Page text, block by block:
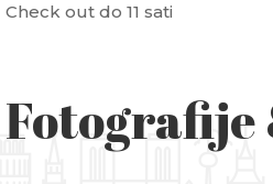
Check out do 11 sati
Fotografije